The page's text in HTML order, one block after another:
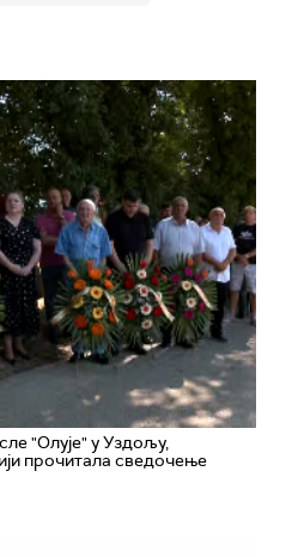
"Олује" у Уздољу,
прочитала сведочење